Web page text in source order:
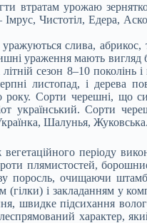
втратам урожаю
Імрус, Чистотіл, Едера,
слива,
ураження мають
літній сезон 8–10
листопад, і дерева
року. Сорти черешні,
Сорти
Шалунья, Жуковська.
періоду
плямистостей,
очищаючи
і закладанням у
швидке підсихання
характер,